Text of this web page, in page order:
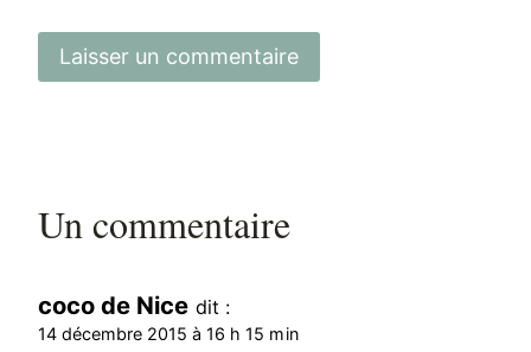
Un commentaire
coco de Nice dit :
14 décembre 2015 à 16 h 15 min